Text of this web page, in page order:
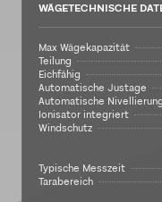
WÄGETECHNISCHE
Max Wägekapazität
Teilung
Eichfähig
Automatische Justage
Automatische Nivellierung
Ionisator integriert
Windschutz
Typische Messzeit
Tarabereich